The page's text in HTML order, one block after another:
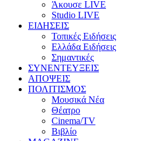
Άκουσε LIVE
Studio LIVE
ΕΙΔΗΣΕΙΣ
Τοπικές Ειδήσεις
Ελλάδα Ειδήσεις
Σημαντικές
ΣΥΝΕΝΤΕΥΞΕΙΣ
ΑΠΟΨΕΙΣ
ΠΟΛΙΤΙΣΜΟΣ
Μουσικά Νέα
Θέατρο
Cinema/TV
Βιβλίο